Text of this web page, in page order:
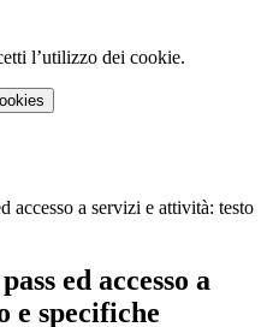
l’utilizzo dei cookie.
accesso a servizi e attività: testo
ed accesso a
e specifiche